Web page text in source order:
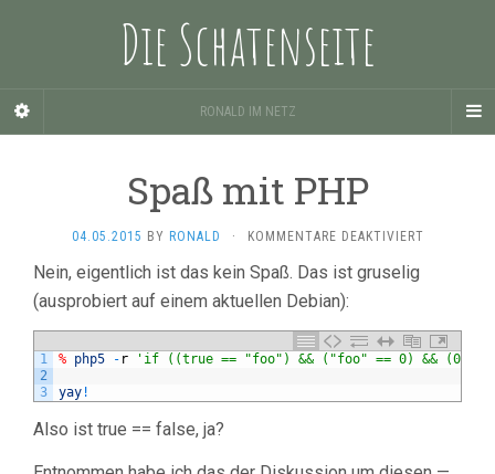
Die Schatenseite
RONALD IM NETZ
Spaß mit PHP
04.05.2015 BY RONALD · KOMMENTARE DEAKTIVIERT
Nein, eigentlich ist das kein Spaß. Das ist gruselig
(ausprobiert auf einem aktuellen Debian):
1
2
3
% php5 - r 'if ((true == "foo") && ("foo" == 0) && (0
yay !
Also ist true == false, ja?